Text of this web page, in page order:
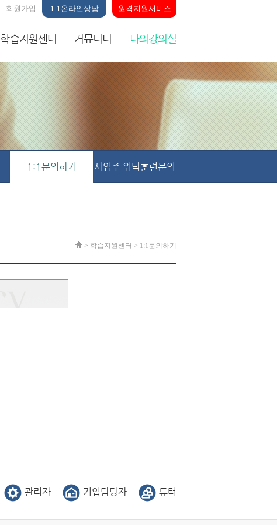
회원가입 1:1온라인상담 원격지원서비스
학습지원센터 커뮤니티 나의강의실
1:1문의하기 사업주 위탁훈련문의
> 학습지원센터 > 1:1문의하기
관리자 기업담당자 튜터